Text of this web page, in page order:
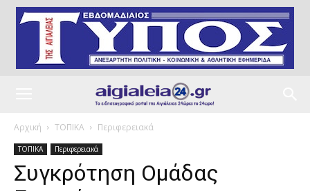
Αρχική ΤΟΠΙΚΑ Περιφερειακά
ΤΟΠΙΚΑ Περιφερειακά
Συγκρότηση Ομάδας